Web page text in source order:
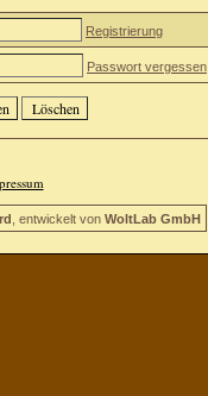
Registrierung
Passwort vergessen
, entwickelt von WoltLab GmbH